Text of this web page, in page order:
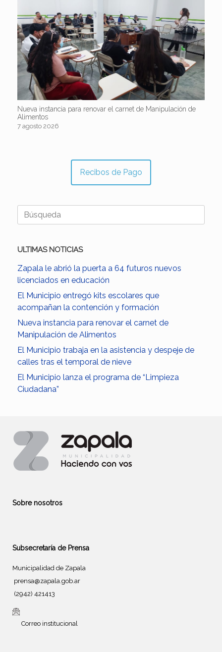
Nueva instancia para renovar el carnet de Manipulación de
Alimentos
7 agosto 2026
Recibos de Pago
Buscar:
ULTIMAS NOTICIAS
Zapala le abrió la puerta a 64 futuros nuevos
licenciados en educación
El Municipio entregó kits escolares que
acompañan la contención y formación
Nueva instancia para renovar el carnet de
Manipulación de Alimentos
El Municipio trabaja en la asistencia y despeje de
calles tras el temporal de nieve
El Municipio lanza el programa de “Limpieza
Ciudadana”
Sobre nosotros
Subsecretaría de Prensa
Municipalidad de Zapala
prensa@zapala.gob.ar
(2942) 421413
Correo institucional